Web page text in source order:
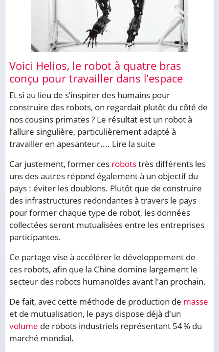
Voici Helios, le robot à quatre bras
conçu pour travailler dans l’espace
Et si au lieu de s’inspirer des humains pour
construire des robots, on regardait plutôt du côté de
nos cousins primates ? Le résultat est un robot à
l’allure singulière, particulièrement adapté à
travailler en apesanteur.... Lire la suite
Car justement, former ces robotstrès différents les
uns des autres répond également à un objectif du
pays : éviter les doublons. Plutôt que de construire
des infrastructures redondantes à travers le pays
pour former chaque type de robot, les données
collectées seront mutualisées entre les entreprises
participantes.
Ce partage vise à accélérer le développement de
ces robots, afin que la Chine domine largement le
secteur des robots humanoïdes avant l'an prochain.
De fait, avec cette méthode de production de masse
et de mutualisation, le pays dispose déjà d'un
volume de robots industriels représentant 54 % du
marché mondial.